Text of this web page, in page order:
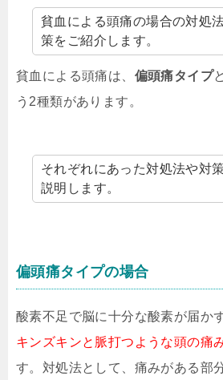
貧血による頭痛の場合の対処
策をご紹介します。
貧血による頭痛は、 偏頭痛タイプ
う2種類があります。
それぞれにあった対処法や対
説明します。
偏頭痛タイプの場合
酸素不足で脳に十分な酸素が届か
キンズキンと脈打つような頭の痛
す。対処法として、痛みがある部